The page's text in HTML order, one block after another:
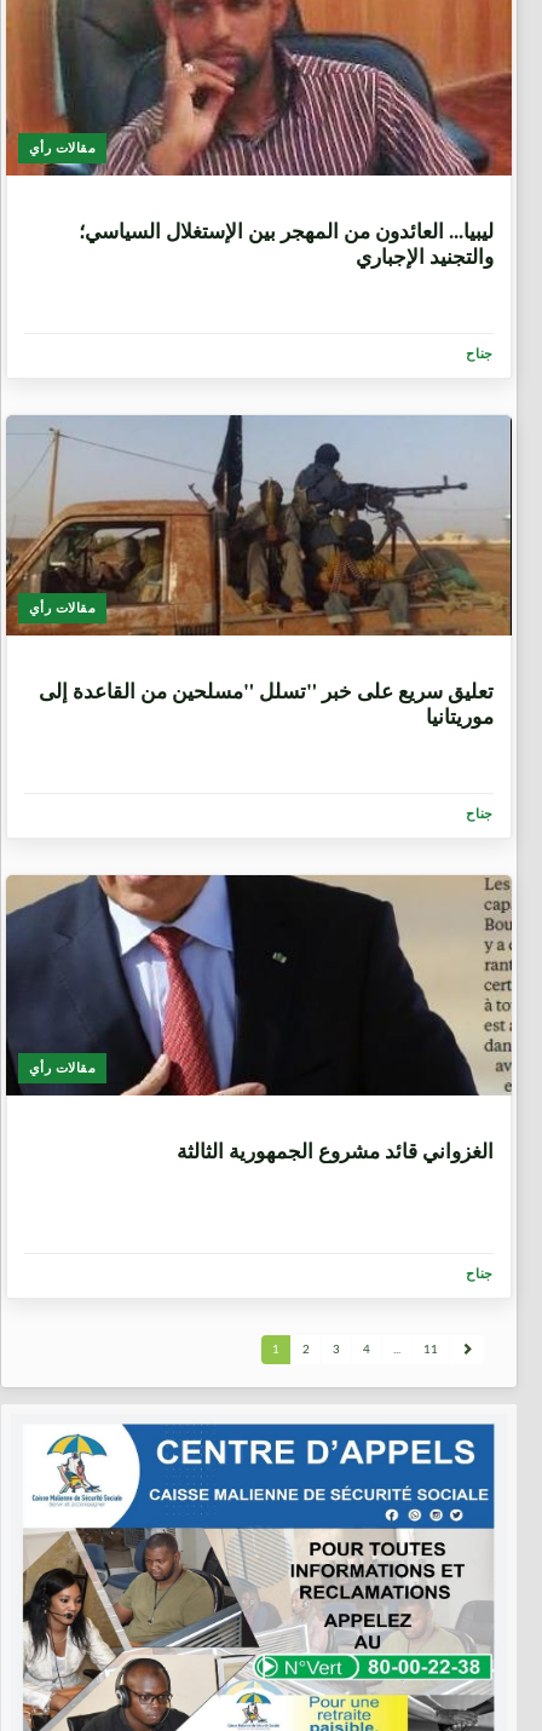
مقالات رأي
ليبيا... العائدون من المهجر بين الإستغلال السياسي؛
والتجنيد الإجباري
جناح
مقالات رأي
تعليق سريع على خبر "تسلل "مسلحين من القاعدة إلى
موريتانيا
جناح
مقالات رأي
الغزواني قائد مشروع الجمهورية الثالثة
جناح
1 2 3 4 ... 11